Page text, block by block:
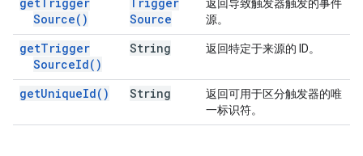
Source( )
Source
返回导致触发器触发的事件
源。
getTrigger
SourceId( )
String 返回特定于来源的 ID。
getUniqueId( ) String
返回可用于区分触发器的唯
一标识符。